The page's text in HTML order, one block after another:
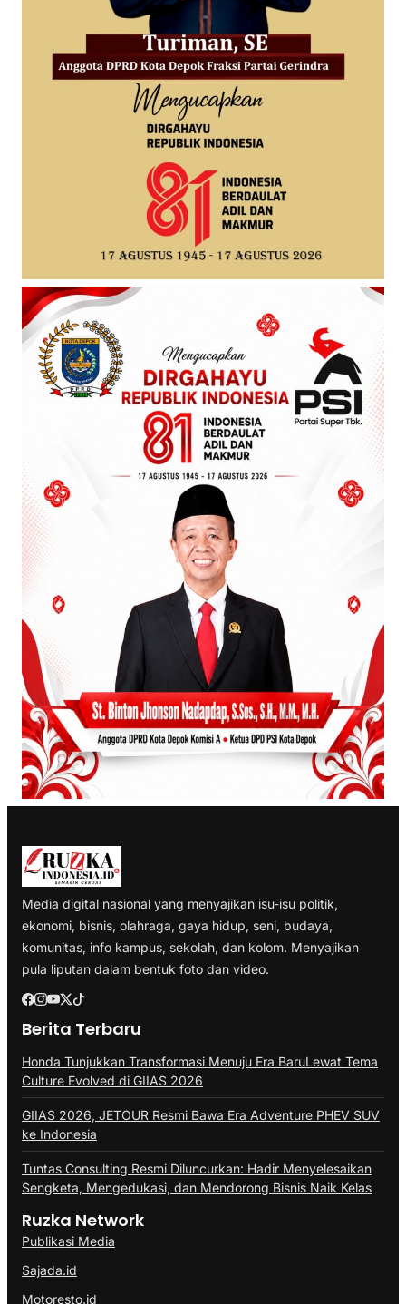
Media digital nasional yang menyajikan isu-isu politik,
ekonomi, bisnis, olahraga, gaya hidup, seni, budaya,
komunitas, info kampus, sekolah, dan kolom. Menyajikan
pula liputan dalam bentuk foto dan video.
Berita Terbaru
Honda Tunjukkan Transformasi Menuju Era BaruLewat Tema
Culture Evolved di GIIAS 2026
GIIAS 2026, JETOUR Resmi Bawa Era Adventure PHEV SUV
ke Indonesia
Tuntas Consulting Resmi Diluncurkan: Hadir Menyelesaikan
Sengketa, Mengedukasi, dan Mendorong Bisnis Naik Kelas
Ruzka Network
Publikasi Media
Sajada.id
Motoresto.id